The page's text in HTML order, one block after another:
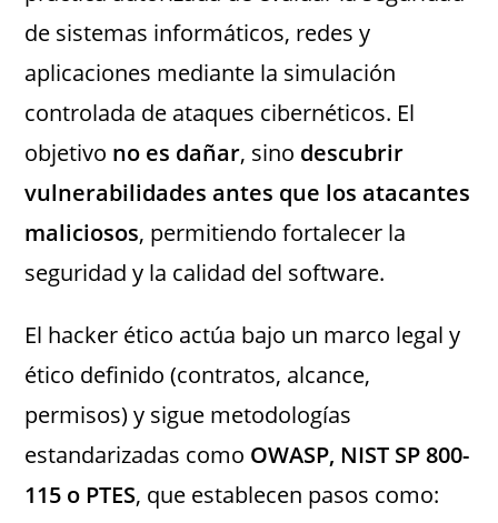
de sistemas informáticos, redes y
aplicaciones mediante la simulación
controlada de ataques cibernéticos. El
objetivo no es dañar, sino descubrir
vulnerabilidades antes que los atacantes
maliciosos, permitiendo fortalecer la
seguridad y la calidad del software.
El hacker ético actúa bajo un marco legal y
ético definido (contratos, alcance,
permisos) y sigue metodologías
estandarizadas como OWASP, NIST SP 800-
115 o PTES, que establecen pasos como: